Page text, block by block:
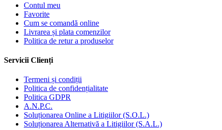
Contul meu
Favorite
Cum se comandă online
Livrarea și plata comenzilor
Politica de retur a produselor
Servicii Clienți
Termeni și condiții
Politica de confidențialitate
Politica GDPR
A.N.P.C.
Soluționarea Online a Litigiilor (S.O.L.)
Soluționarea Alternativă a Litigiilor (S.A.L.)